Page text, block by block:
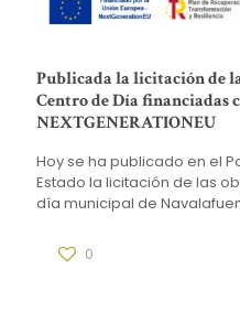
Publicada la licitación de
Centro de Día financiadas
NEXTGENERATIONEU
Hoy se ha publicado en el
Estado la licitación de las
día municipal de
0